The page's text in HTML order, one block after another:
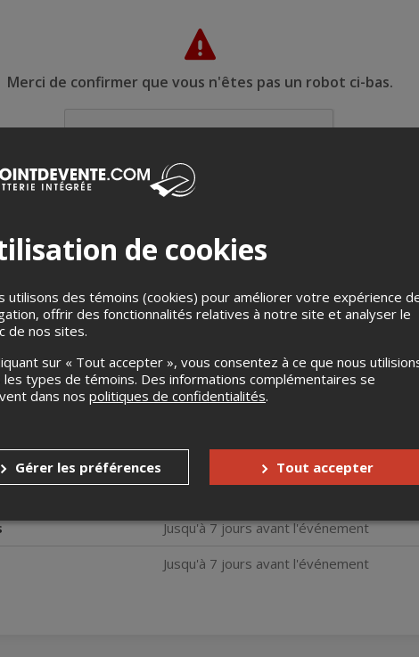
Merci de confirmer que vous n'êtes pas un robot ci-bas.
conteste un nom à retenir sur la scène du stand-up québécois.
d’honnêteté brute et de folie exubérante, vous marquera
de l’humour avec une bourse d’excellence, le jeune
de ses textes et sa façon hautement singulière de les
en 2022.
P-O Forget s’amuse sans effort à s’adresser à la fois à
Jusqu'à 7 jours avant l'événement
Jusqu'à 7 jours avant l'événement
de cookies
utilisons des témoins (cookies) pour améliorer votre expérience
offrir des fonctionnalités relatives à notre site et analyser le
de nos sites.
sur « Tout accepter », vous consentez à ce que nous
les types de témoins. Des informations complémentaires se
dans nos politiques de confidentialités.
Gérer les préférences Tout accepter